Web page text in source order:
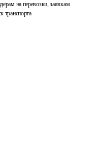
на перевозки, заявкам
транспорта